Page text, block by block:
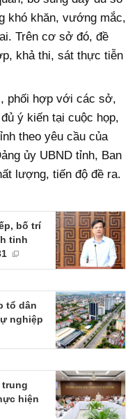
khó khăn, vướng mắc,
Trên cơ sở đó, đề
khả thi, sát thực tiễn
phối hợp với các sở,
ý kiến tại cuộc họp,
theo yêu cầu của
ủy UBND tỉnh, Ban
lượng, tiến độ đề ra.
bố trí
tinh
tổ dân
nghiệp
trung
hiện